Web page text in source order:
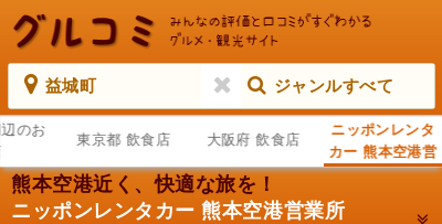
益城町 ジャンルすべて
のお
東京都 飲食店 大阪府 飲食店
ニッポンレンタ
カー 熊本空港営
業所
熊本空港近く、快適な旅を！
ニッポンレンタカー 熊本空港営業所